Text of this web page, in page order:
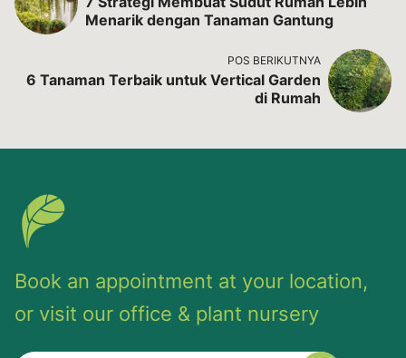
Menarik dengan Tanaman Gantung
POS BERIKUTNYA
6 Tanaman Terbaik untuk Vertical Garden
di Rumah
Book an appointment at your location,
or visit our office & plant nursery